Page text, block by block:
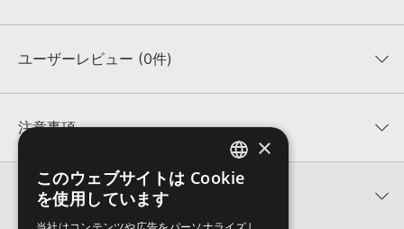
収録ファイル一覧
ユーザーレビュー (0件)
★★★★★
★5
★4
★3
注意事項
KONTAKTフォーマットについて：
サンプルパック製品の
KONTAKTフォーマットは、製品版KONTAKT（別売）
でお使いいただけます。無償版のKONTAKT PLAYERではお使いい
ただけませんので、ご注意ください。また、「ライブラリ・タブ」
関連情報
ENGLISH
×
このウェブサイトは Cookie
を使用しています